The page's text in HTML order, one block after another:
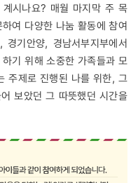
시나요? 매월 마지막 주 목
여 다양한 나눔 활동에 참여
기안양, 경남서부지부에서
기 위해 소중한 가족들과 모
제로 진행된 나를 위한, 그
보았던 그 따뜻했던 시간을